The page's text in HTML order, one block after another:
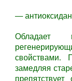
—
Обладает
свойствами.
замедляя